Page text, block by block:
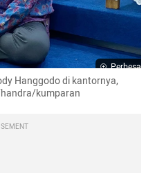
Perbesar
Hanggodo di kantornya,
kumparan